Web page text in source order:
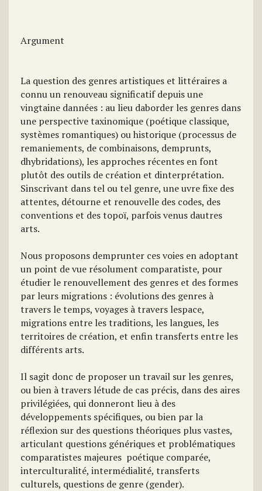
Argument
La question des genres artistiques et littéraires a
connu un renouveau significatif depuis une
vingtaine dannées : au lieu daborder les genres dans
une perspective taxinomique (poétique classique,
systèmes romantiques) ou historique (processus de
remaniements, de combinaisons, demprunts,
dhybridations), les approches récentes en font
plutôt des outils de création et dinterprétation.
Sinscrivant dans tel ou tel genre, une uvre fixe des
attentes, détourne et renouvelle des codes, des
conventions et des topoï, parfois venus dautres
arts.
Nous proposons demprunter ces voies en adoptant
un point de vue résolument comparatiste, pour
étudier le renouvellement des genres et des formes
par leurs migrations : évolutions des genres à
travers le temps, voyages à travers lespace,
migrations entre les traditions, les langues, les
territoires de création, et enfin transferts entre les
différents arts.
Il sagit donc de proposer un travail sur les genres,
ou bien à travers létude de cas précis, dans des aires
privilégiées, qui donneront lieu à des
développements spécifiques, ou bien par la
réflexion sur des questions théoriques plus vastes,
articulant questions génériques et problématiques
comparatistes majeures  poétique comparée,
interculturalité, intermédialité, transferts
culturels, questions de genre (gender).